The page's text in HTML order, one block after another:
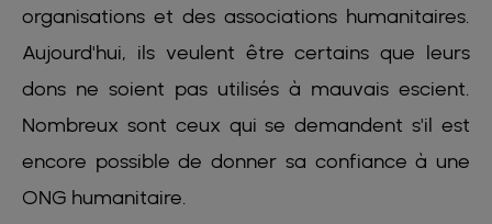
organisations et des associations humanitaires.
Aujourd'hui, ils veulent être certains que leurs
dons ne soient pas utilisés à mauvais escient.
Nombreux sont ceux qui se demandent s'il est
encore possible de donner sa confiance à une
ONG humanitaire.